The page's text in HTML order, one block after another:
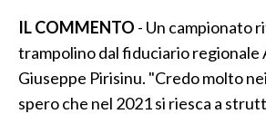
IL COMMENTO - Un campionato
trampolino dal fiduciario regionale
Giuseppe Pirisinu. "Credo molto
spero che nel 2021 si riesca a